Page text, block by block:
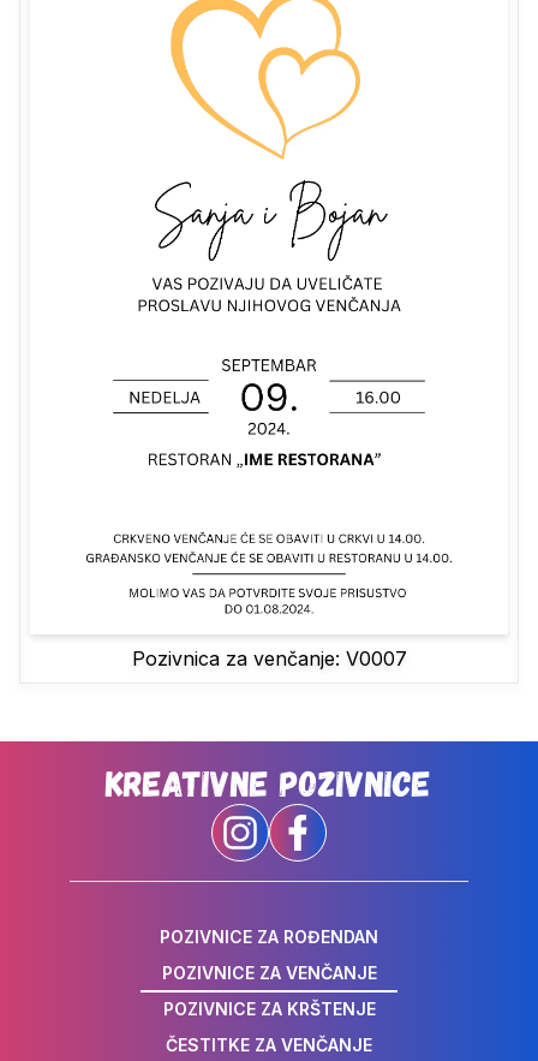
Pozivnica za venčanje: V0007
Kreativne Pozivnice
POZIVNICE ZA ROĐENDAN
POZIVNICE ZA VENČANJE
POZIVNICE ZA KRŠTENJE
ČESTITKE ZA VENČANJE